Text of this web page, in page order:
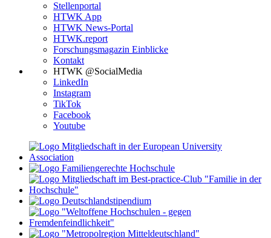
Stellenportal
HTWK App
HTWK News-Portal
HTWK.report
Forschungsmagazin Einblicke
Kontakt
HTWK @SocialMedia
LinkedIn
Instagram
TikTok
Facebook
Youtube